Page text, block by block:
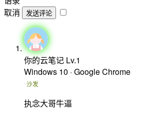
取消
发送评论
你的云笔记 Lv.1
Windows 10 · Google Chrome
沙发
执念大哥牛逼